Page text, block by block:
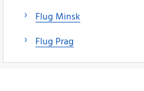
Flug Minsk
Flug Prag